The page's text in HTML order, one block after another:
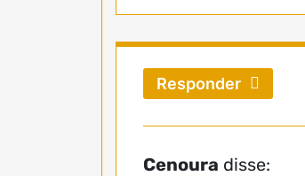
Cenoura disse:
Responder